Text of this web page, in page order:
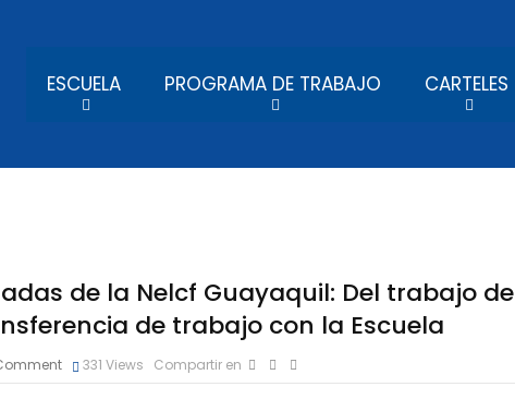
ESCUELA PROGRAMA DE TRABAJO CARTELES
de la Nelcf Guayaquil: Del trabajo de
de trabajo con la Escuela
331 Views Compartir en